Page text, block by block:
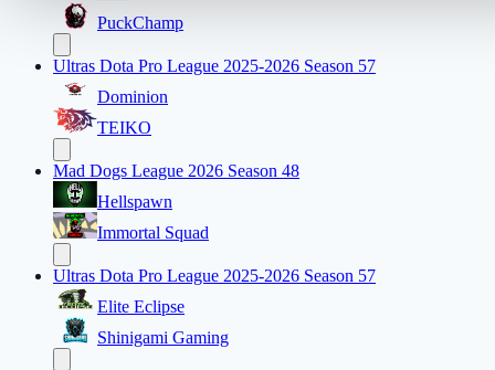
PuckChamp
Ultras Dota Pro League 2025-2026 Season 57
Dominion
TEIKO
Mad Dogs League 2026 Season 48
Hellspawn
Immortal Squad
Ultras Dota Pro League 2025-2026 Season 57
Elite Eclipse
Shinigami Gaming